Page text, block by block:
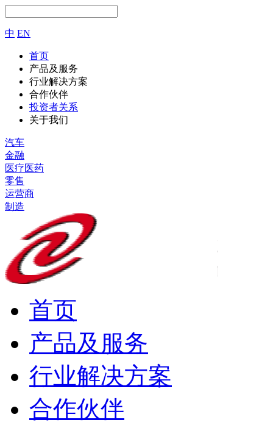
中 EN
首页
产品及服务
行业解决方案
合作伙伴
投资者关系
关于我们
汽车
金融
医疗医药
零售
运营商
制造
首页
产品及服务
行业解决方案
合作伙伴